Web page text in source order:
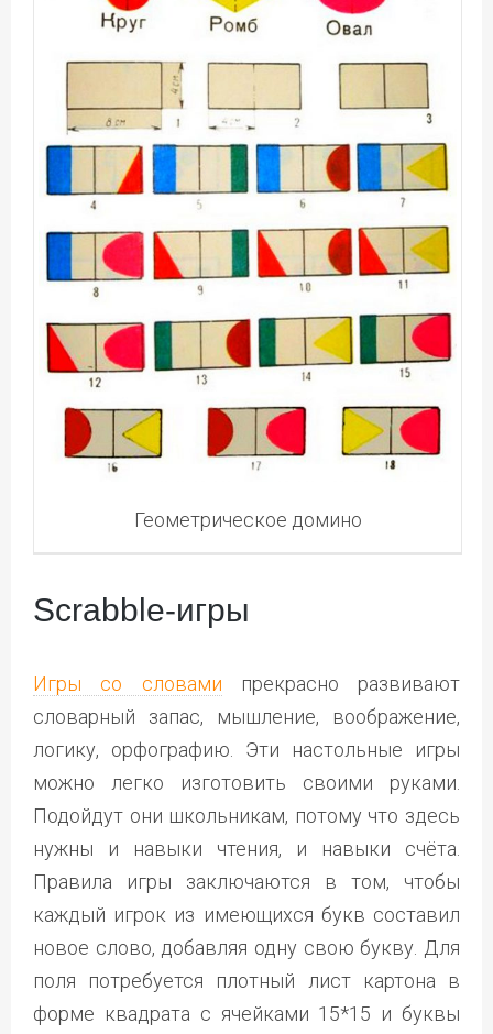
Геометрическое домино
Scrabble-игры
Игры со словами прекрасно развивают
словарный запас, мышление, воображение,
логику, орфографию. Эти настольные игры
можно легко изготовить своими руками.
Подойдут они школьникам, потому что здесь
нужны и навыки чтения, и навыки счёта.
Правила игры заключаются в том, чтобы
каждый игрок из имеющихся букв составил
новое слово, добавляя одну свою букву. Для
поля потребуется плотный лист картона в
форме квадрата с ячейками 15*15 и буквы